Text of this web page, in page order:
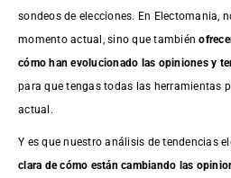
sondeos de elecciones. En Electomania,
momento actual, sino que también
cómo han evolucionado las opiniones y
para que tengas todas las herramientas
actual.
Y es que nuestro análisis de tendencias
clara de cómo están cambiando las